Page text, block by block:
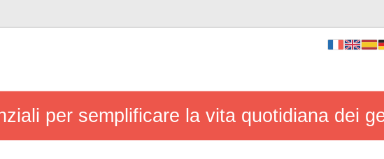
per semplificare la vita quotidiana dei